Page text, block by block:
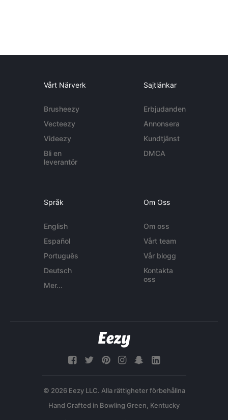
Vårt Närverk
Brusheezy
Vecteezy
Videezy
Bli en
leverantör
Sajtlänkar
Erbjudanden
Annonsera
Kundtjänst
DMCA
Språk
English
Español
Português
Deutsch
Mer...
Om Oss
Om oss
Vårt team
Vår blogg
Kontakta
oss
© 2026 Eezy LLC. Alla rättigheter förbehållna